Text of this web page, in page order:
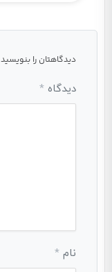
دیدگاهتان را بنویسید
دیدگاه *
نام *